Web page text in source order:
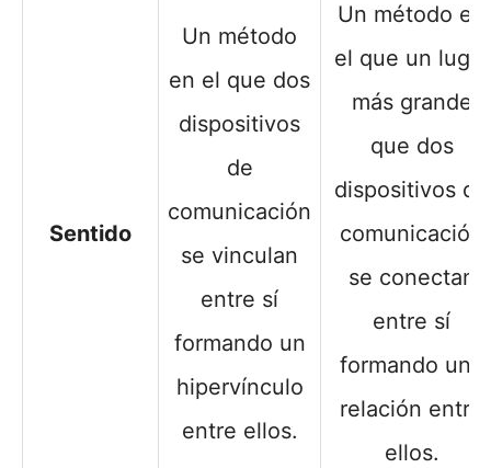
Sentido
Un método
en el que dos
dispositivos
de
comunicación
se vinculan
entre sí
formando un
hipervínculo
entre ellos.
Un método en
el que un lugar
más grande
que dos
dispositivos de
comunicación
se conectan
entre sí
formando una
relación entre
ellos.